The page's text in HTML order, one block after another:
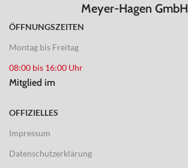
Meyer-Hagen GmbH
ÖFFNUNGSZEITEN
Montag bis Freitag
08:00 bis 16:00 Uhr
Mitglied im
OFFIZIELLES
Impressum
Datenschutzerklärung